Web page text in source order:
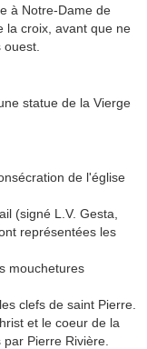
à Notre-Dame de
la croix, avant que ne
statue de la Vierge
de l'église
(signé L.V. Gesta,
représentées les
mouchetures
clefs de saint Pierre.
et le coeur de la
Pierre Rivière.